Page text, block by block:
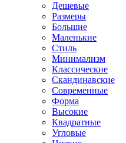
Дешевые
Размеры
Большие
Маленькие
Стиль
Минимализм
Классические
Скандинавские
Современные
Форма
Высокие
Квадратные
Угловые